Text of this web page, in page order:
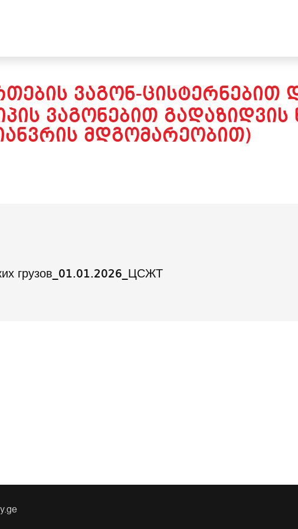
ᲕᲐᲒᲝᲜ-ᲪᲘᲡᲢᲔᲠᲜᲔᲑᲘᲗ
ᲕᲐᲒᲝᲜᲔᲑᲘᲗ ᲒᲐᲓᲐᲖᲘᲓᲕᲘᲡ
ᲛᲓᲒᲝᲛᲐᲠᲔᲝᲑᲘᲗ)
грузов_01.01.2026_ЦСЖТ